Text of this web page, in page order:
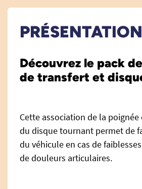
PRÉSENTATION
Découvrez le pack
de transfert et
Cette association de la
du disque tournant permet de
du véhicule en cas de
de douleurs articulaires.